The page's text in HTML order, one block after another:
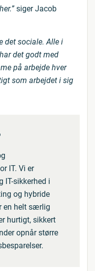
siger Jacob
det sociale. Alle i
det godt med
på arbejde hver
som arbejdet i sig
IT. Vi er
IT-sikkerhed i
og hybride
en helt særlig
hurtigt, sikkert
opnår større